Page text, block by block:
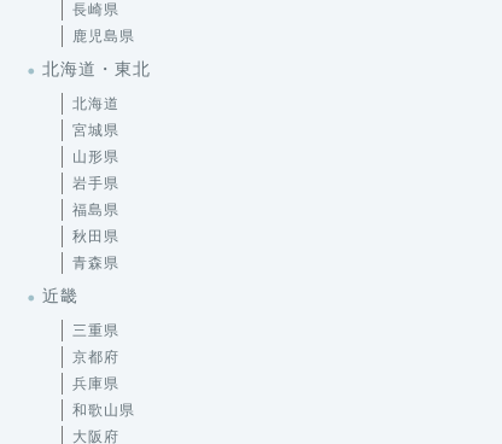
長崎県
鹿児島県
北海道・東北
北海道
宮城県
山形県
岩手県
福島県
秋田県
青森県
近畿
三重県
京都府
兵庫県
和歌山県
大阪府